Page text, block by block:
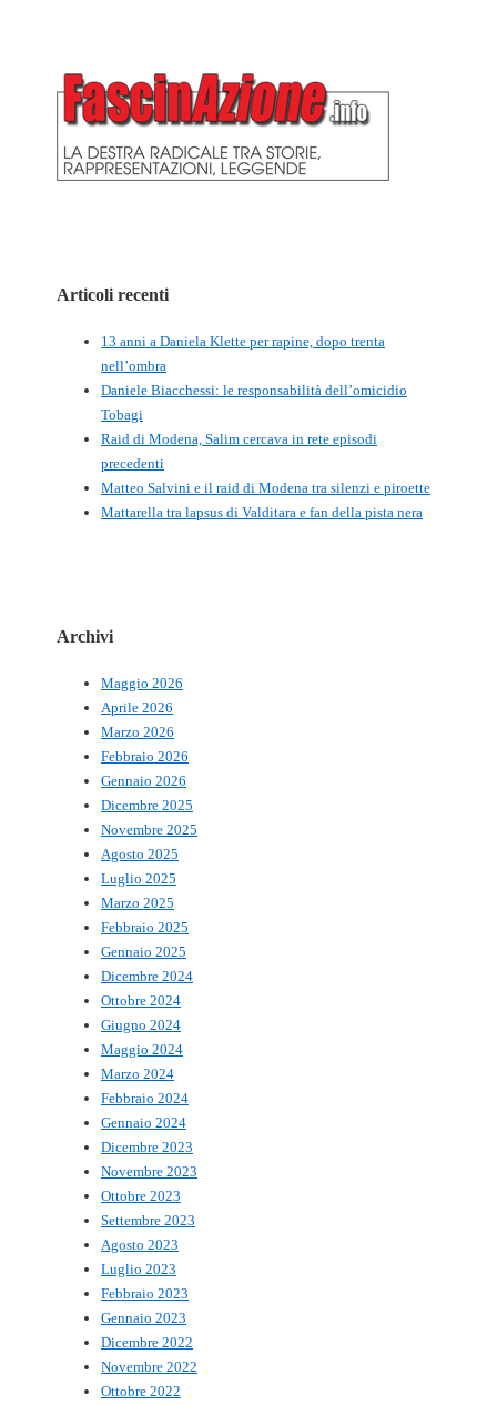
Articoli recenti
13 anni a Daniela Klette per rapine, dopo trenta
nell’ombra
Daniele Biacchessi: le responsabilità dell’omicidio
Tobagi
Raid di Modena, Salim cercava in rete episodi
precedenti
Matteo Salvini e il raid di Modena tra silenzi e piroette
Mattarella tra lapsus di Valditara e fan della pista nera
Archivi
Maggio 2026
Aprile 2026
Marzo 2026
Febbraio 2026
Gennaio 2026
Dicembre 2025
Novembre 2025
Agosto 2025
Luglio 2025
Marzo 2025
Febbraio 2025
Gennaio 2025
Dicembre 2024
Ottobre 2024
Giugno 2024
Maggio 2024
Marzo 2024
Febbraio 2024
Gennaio 2024
Dicembre 2023
Novembre 2023
Ottobre 2023
Settembre 2023
Agosto 2023
Luglio 2023
Febbraio 2023
Gennaio 2023
Dicembre 2022
Novembre 2022
Ottobre 2022